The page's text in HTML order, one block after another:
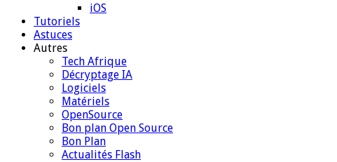
iOS
Tutoriels
Astuces
Autres
Tech Afrique
Décryptage IA
Logiciels
Matériels
OpenSource
Bon plan Open Source
Bon Plan
Actualités Flash